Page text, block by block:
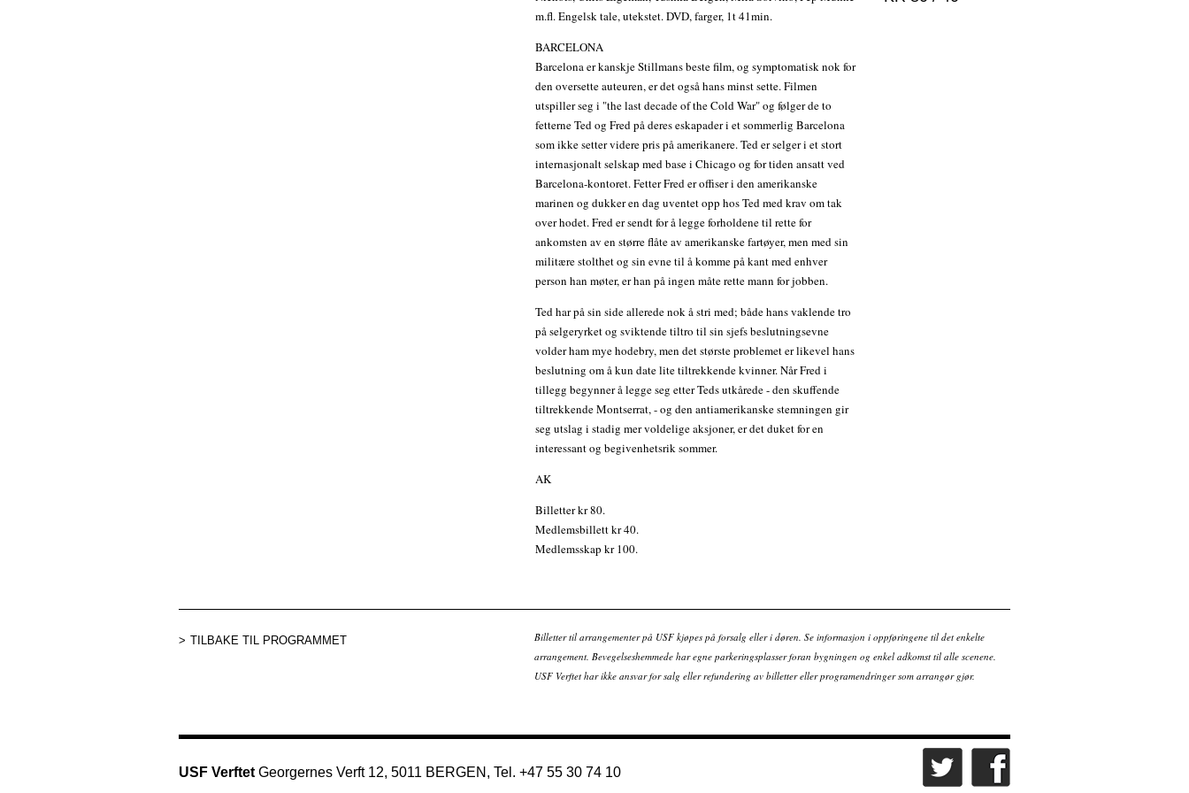
m.fl. Engelsk tale, utekstet. DVD, farger, 1t 41min.
BARCELONA
Barcelona er kanskje Stillmans beste film, og symptomatisk nok for
den oversette auteuren, er det også hans minst sette. Filmen
utspiller seg i "the last decade of the Cold War" og følger de to
fetterne Ted og Fred på deres eskapader i et sommerlig Barcelona
som ikke setter videre pris på amerikanere. Ted er selger i et stort
internasjonalt selskap med base i Chicago og for tiden ansatt ved
Barcelona-kontoret. Fetter Fred er offiser i den amerikanske
marinen og dukker en dag uventet opp hos Ted med krav om tak
over hodet. Fred er sendt for å legge forholdene til rette for
ankomsten av en større flåte av amerikanske fartøyer, men med sin
militære stolthet og sin evne til å komme på kant med enhver
person han møter, er han på ingen måte rette mann for jobben.
Ted har på sin side allerede nok å stri med; både hans vaklende tro
på selgeryrket og sviktende tiltro til sin sjefs beslutningsevne
volder ham mye hodebry, men det største problemet er likevel hans
beslutning om å kun date lite tiltrekkende kvinner. Når Fred i
tillegg begynner å legge seg etter Teds utkårede - den skuffende
tiltrekkende Montserrat, - og den antiamerikanske stemningen gir
seg utslag i stadig mer voldelige aksjoner, er det duket for en
interessant og begivenhetsrik sommer.
AK
Billetter kr 80.
Medlemsbillett kr 40.
Medlemsskap kr 100.
TILBAKE TIL PROGRAMMET
Billetter til arrangementer på USF kjøpes på forsalg eller i døren. Se informasjon i oppføringene til det enkelte
arrangement. Bevegelseshemmede har egne parkeringsplasser foran bygningen og enkel adkomst til alle scenene.
USF Verftet har ikke ansvar for salg eller refundering av billetter eller programendringer som arrangør gjør.
USF Verftet Georgernes Verft 12, 5011 BERGEN, Tel. +47 55 30 74 10